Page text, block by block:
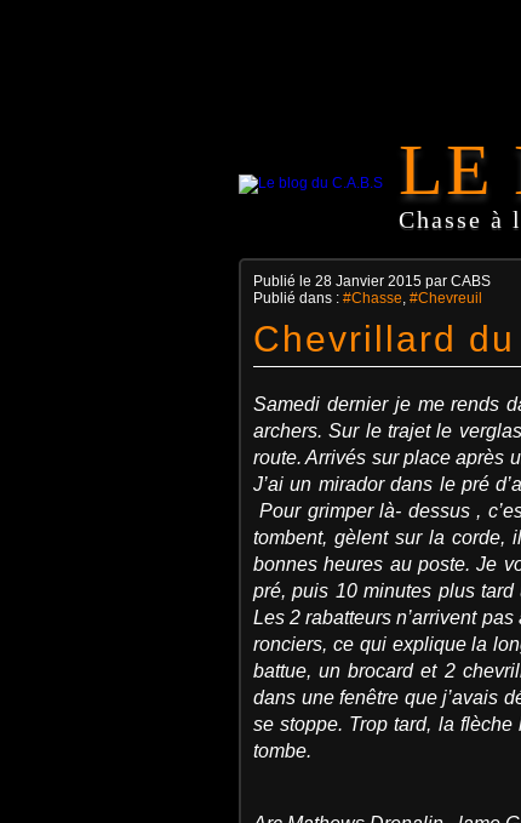
LE
Chasse à
Publié le 28 Janvier 2015 par CABS
Publié dans : #Chasse, #Chevreuil
Chevrillard
Samedi dernier je me rends
archers. Sur le trajet le
route. Arrivés sur place après
J’ai un mirador dans le pré
Pour grimper là- dessus ,
tombent, gèlent sur la corde,
bonnes heures au poste. Je
pré, puis 10 minutes plus
Les 2 rabatteurs n’arrivent
ronciers, ce qui explique la
battue, un brocard et 2
dans une fenêtre que j’avais
se stoppe. Trop tard, la flèche
tombe.